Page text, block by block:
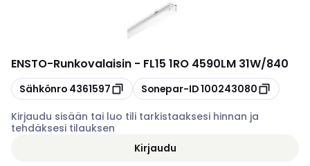
ENSTO-Runkovalaisin - FL15 1RO 4590LM 31W/840
Kopioi
Sähkönro 4361597 Kopioi
Sonepar-ID100243080
Kirjaudu sisään tai luo tili tarkistaaksesi hinnan ja
tehdäksesi tilauksen
Kirjaudu